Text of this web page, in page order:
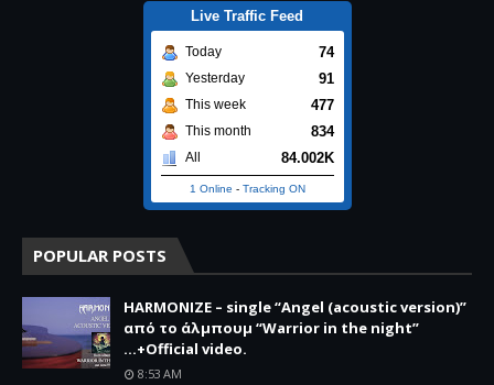
Live Traffic Feed
Today 74
Yesterday 91
This week 477
This month 834
All 84.002K
1 Online - Tracking ON
POPULAR POSTS
HARMONIZE – single “Angel (acoustic version)”
από το άλμπουμ “Warrior in the night”
...+Official video.
8:53 AM